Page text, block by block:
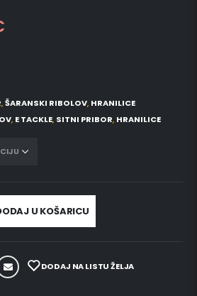
,ŠARANSKI RIBOLOV, HRANILICE
, E TACKLE, SITNI PRIBOR, HRANILICE
U KOŠARICU
DODAJ NA LISTU ŽELJA